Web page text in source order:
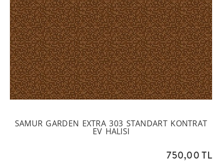
SAMUR GARDEN EXTRA 303 STANDART KONTRAT
EV HALISI
750,00 TL